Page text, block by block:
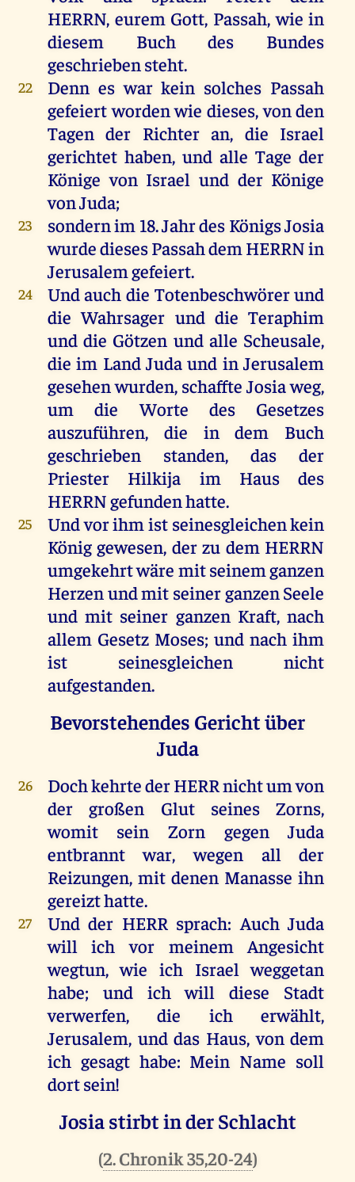
HERRN, eurem Gott, Passah,wie in
diesem
Buch des
Bundes
geschriebensteht.
22 Denn es war kein solches Passah
gefeiertwordenwie dieses,vonden
Tagen der Richter an, die Israel
gerichtet haben, und alle Tage der
Könige von Israel und der Könige
vonJuda;
23 sondernim 18.Jahrdes KönigsJosia
wurdediesesPassahdem HERRNin
Jerusalemgefeiert.
24 Undauch die Totenbeschwörerund
die Wahrsager und die Teraphim
und die Götzen und alle Scheusale,
die im Land Juda und in Jerusalem
gesehenwurden, schaffte Josiaweg,
um
die Worte des
Gesetzes
auszuführen, die in dem
Buch
geschrieben
standen,das
der
PriesterHilkija im Haus
des
HERRNgefundenhatte.
25 Undvorihm ist seinesgleichenkein
König gewesen, der zu dem HERRN
umgekehrtwäre mitseinemganzen
Herzenundmit seinerganzenSeele
und mit seiner ganzen Kraft,nach
allem Gesetz Moses;und nach ihm
ist
seinesgleichen
nicht
aufgestanden.
Bevorstehendes Gericht über
Juda
26 DochkehrtederHERRnichtumvon
der
großen Glut seines Zorns,
womit
sein Zorn gegen
Juda
entbrannt
war,wegen all
der
Reizungen, mit denen Manasse ihn
gereizthatte.
27 Und der HERR sprach: Auch Juda
will
ich vor meinem
Angesicht
wegtun,wie ich Israel weggetan
habe; und ich will diese
Stadt
verwerfen,die ich erwählt,
Jerusalem, und das Haus,von dem
ich gesagt habe: Mein Name soll
dortsein!
Josia stirbt in der Schlacht
(2. Chronik 35,20-24)